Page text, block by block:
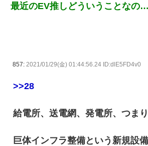
最近のEV推しどういうことなの
857: 2021/01/29(金) 01:44:56.24 ID:dlE5FD4v0
>>28
給電所、送電網、発電所、つまり
巨体インフラ整備という新規設